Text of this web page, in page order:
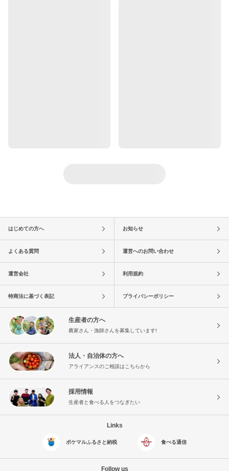
はじめての方へ お知らせ
よくある質問 運営へのお問い合わせ
運営会社 利用規約
特商法に基づく表記 プライバシーポリシー
生産者の方へ
農家さん・漁師さんを募集しています!
法人・自治体の方へ
アライアンスのご相談はこちらから
採用情報
生産者と食べる人をつなぎたい
Links
ポケマルふるさと納税 食べる通信
Follow us